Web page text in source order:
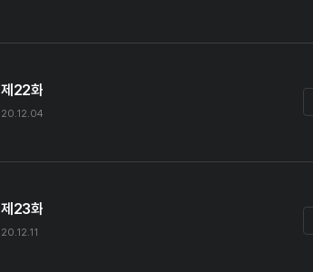
제22화
20.12.04
제23화
20.12.11